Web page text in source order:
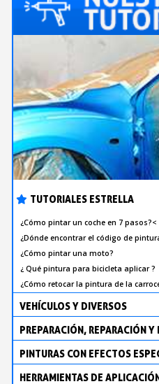
TUTORIALES ESTRELLA
¿Cómo pintar un coche en 7 pasos?<
¿Dónde encontrar el código de
¿Cómo pintar una moto?
¿ Qué pintura para bicicleta aplicar ?
¿Cómo retocar la pintura de la
VEHÍCULOS Y DIVERSOS
PREPARACIÓN, REPARACIÓN
PINTURAS CON EFECTOS
HERRAMIENTAS DE